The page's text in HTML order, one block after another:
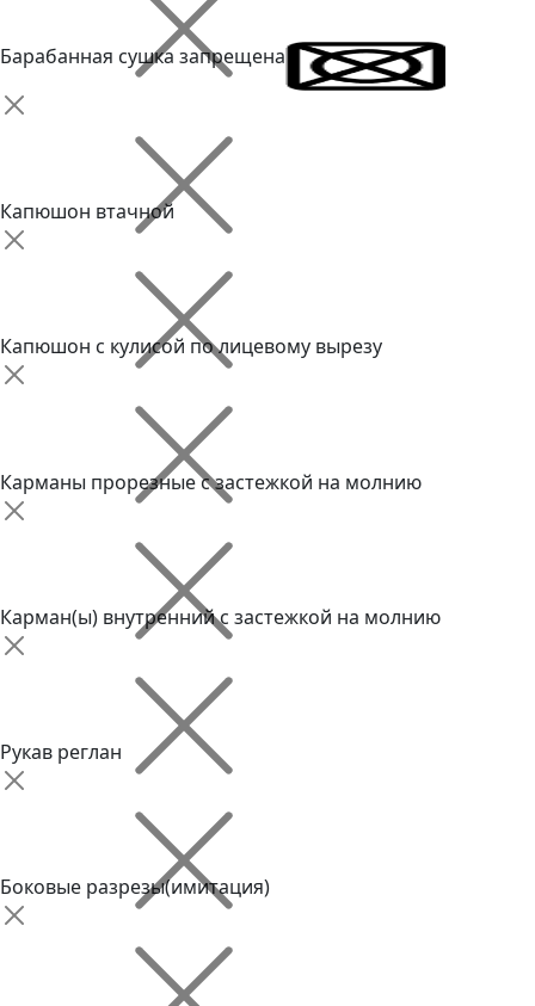
Барабанная сушка запрещена
Капюшон втачной
Капюшон с кулисой по лицевому вырезу
Карманы прорезные с застежкой на молнию
Карман(ы) внутренний с застежкой на молнию
Рукав реглан
Боковые разрезы(имитация)